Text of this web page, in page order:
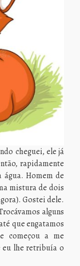
cheguei, ele já
rapidamente
Homem de
mistura de dois
Gostei dele.
alguns
que engatamos
começou a me
eu lhe retribuía o